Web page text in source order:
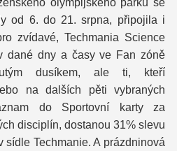
olympijského parku se
od 6. do 21. srpna, připojila i
zvídavé, Techmania Science
dané dny a časy ve Fan zóně
dusíkem, ale ti, kteří
na dalších pěti vybraných
do Sportovní karty za
disciplín, dostanou 31% slevu
sídle Techmanie. A prázdninová